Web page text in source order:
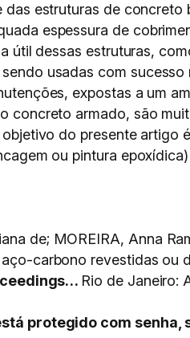
das estruturas de
espessura de
útil dessas estruturas,
usadas com
expostas a um
concreto armado, são
do presente artigo
ou pintura
de; MOREIRA, Anna
carbono revestidas ou
Rio de Janeiro:
protegido com senha,